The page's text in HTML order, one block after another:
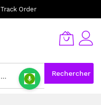
Track Order
Rechercher